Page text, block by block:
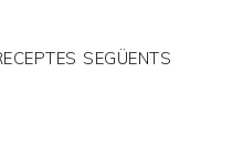
SEGÜENTS